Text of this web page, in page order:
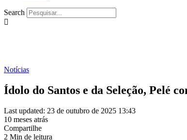
Search
Notícias
Ídolo do Santos e da Seleção, Pelé
Last updated: 23 de outubro de 2025 13:43
10 meses atrás
Compartilhe
2 Min de leitura